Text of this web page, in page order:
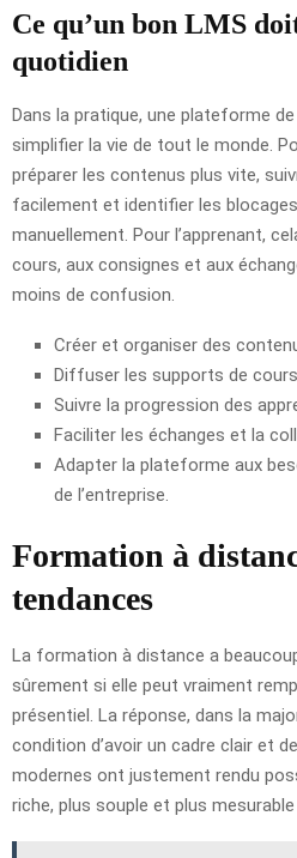
Ce qu’un bon LMS
quotidien
Dans la pratique, une plateforme
simplifier la vie de tout le monde.
préparer les contenus plus vite,
facilement et identifier les
manuellement. Pour l’apprenant,
cours, aux consignes et aux
moins de confusion.
Créer et organiser des
Diffuser les supports de cours
Suivre la progression des
Faciliter les échanges et la
Adapter la plateforme aux
de l’entreprise.
Formation à
tendances
La formation à distance a
sûrement si elle peut vraiment
présentiel. La réponse, dans la
condition d’avoir un cadre clair et
modernes ont justement rendu
riche, plus souple et plus mesurable